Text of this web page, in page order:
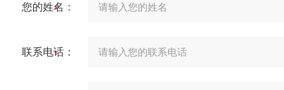
您的姓名：
联系电话：